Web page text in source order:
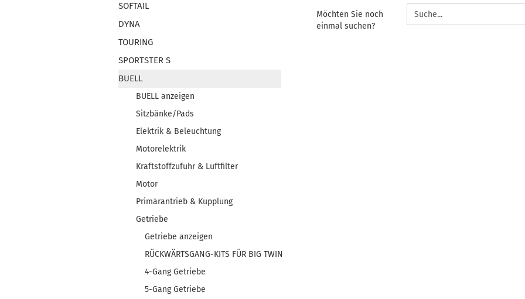
SIE
NOCH
Möchten Sie noch
einmal suchen?
SOFTAIL
DYNA
TOURING
SPORTSTER S
BUELL
BUELL anzeigen
Sitzbänke/Pads
Elektrik & Beleuchtung
Motorelektrik
Kraftstoffzufuhr & Luftfilter
Motor
Primärantrieb & Kupplung
Getriebe
Getriebe anzeigen
RÜCKWÄRTSGANG-KITS FÜR BIG TWIN
4-Gang Getriebe
5-Gang Getriebe